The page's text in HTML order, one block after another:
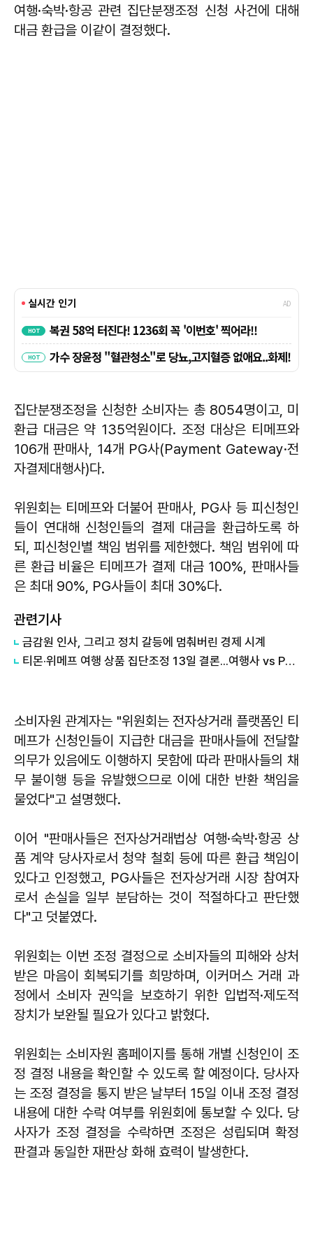
여행·숙박·항공 관련 집단분쟁조정 신청 사건에 대해
대금 환급을 이같이 결정했다.
집단분쟁조정을 신청한 소비자는 총 8054명이고, 미
환급 대금은 약 135억원이다. 조정 대상은 티메프와
106개 판매사, 14개 PG사(Payment Gateway·전
자결제대행사)다.
위원회는 티메프와 더불어 판매사, PG사 등 피신청인
들이 연대해 신청인들의 결제 대금을 환급하도록 하
되, 피신청인별 책임 범위를 제한했다. 책임 범위에 따
른 환급 비율은 티메프가 결제 대금 100%, 판매사들
은 최대 90%, PG사들이 최대 30%다.
관련기사
금감원 인사, 그리고 정치 갈등에 멈춰버린 경제 시계
티몬·위메프 여행 상품 집단조정 13일 결론...여행사 vs PG사 '책임 공방'
소비자원 관계자는 "위원회는 전자상거래 플랫폼인 티
메프가 신청인들이 지급한 대금을 판매사들에 전달할
의무가 있음에도 이행하지 못함에 따라 판매사들의 채
무 불이행 등을 유발했으므로 이에 대한 반환 책임을
물었다"고 설명했다.
이어 "판매사들은 전자상거래법상 여행·숙박·항공 상
품 계약 당사자로서 청약 철회 등에 따른 환급 책임이
있다고 인정했고, PG사들은 전자상거래 시장 참여자
로서 손실을 일부 분담하는 것이 적절하다고 판단했
다"고 덧붙였다.
위원회는 이번 조정 결정으로 소비자들의 피해와 상처
받은 마음이 회복되기를 희망하며, 이커머스 거래 과
정에서 소비자 권익을 보호하기 위한 입법적·제도적
장치가 보완될 필요가 있다고 밝혔다.
위원회는 소비자원 홈페이지를 통해 개별 신청인이 조
정 결정 내용을 확인할 수 있도록 할 예정이다. 당사자
는 조정 결정을 통지 받은 날부터 15일 이내 조정 결정
내용에 대한 수락 여부를 위원회에 통보할 수 있다. 당
사자가 조정 결정을 수락하면 조정은 성립되며 확정
판결과 동일한 재판상 화해 효력이 발생한다.